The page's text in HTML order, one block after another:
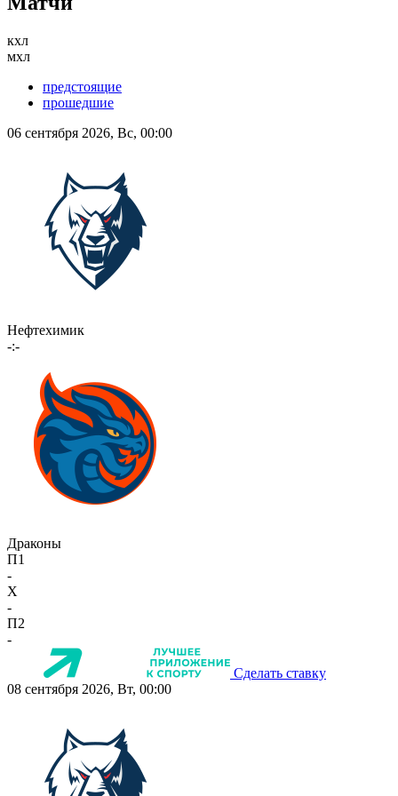
кхл
мхл
предстоящие
прошедшие
06 сентября 2026, Вс, 00:00
Нефтехимик
-:-
Драконы
П1
-
X
-
П2
-
Сделать ставку
08 сентября 2026, Вт, 00:00